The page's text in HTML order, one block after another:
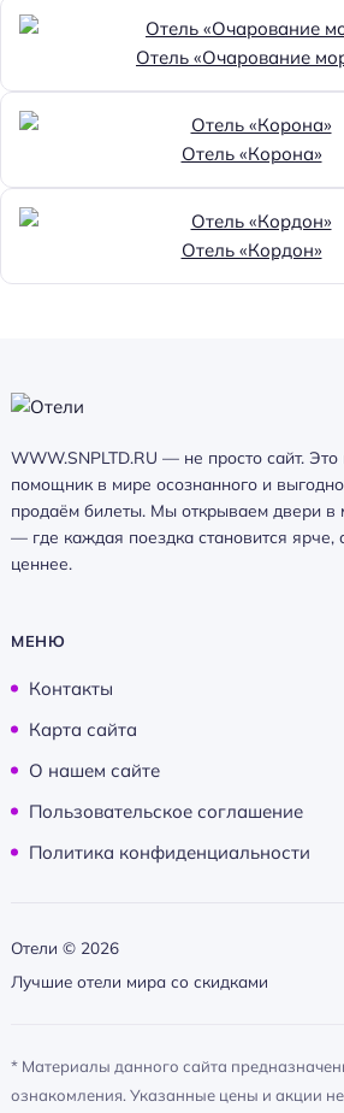
Отель «Очарование
Отель «Корона»
Отель «Кордон»
WWW.SNPLTD.RU — не просто сайт.
помощник в мире осознанного и
продаём билеты. Мы открываем двери в
— где каждая поездка становится
ценнее.
МЕНЮ
Контакты
Карта сайта
О нашем сайте
Пользовательское соглашение
Политика конфиденциальности
Отели © 2026
Лучшие отели мира со скидками
* Материалы данного сайта
ознакомления. Указанные цены и акции